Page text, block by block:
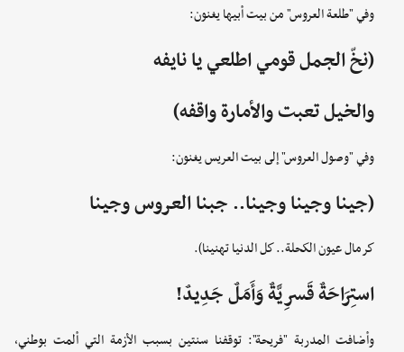
وفي "طلعة العروس" من بيت أبيها يغنون:
(نخّ الجمل قومي اطلعي يا نايفه
والخيل تعبت والأمارة واقفه)
وفي "وصول العروس" إلى بيت العريس يغنون:
(جينا وجينا وجينا.. جبنا العروس وجينا
كرمال عيون الكحلة.. كل الدنيا تهنينا).
استِرَاحَةٌ قَسرِيَّةٌ وَأَمَلٌ جَدِيدٌ!
وأضافت المدربة "فريحة": توقفنا سنتين بسبب الأزمة التي ألمت بوطني،